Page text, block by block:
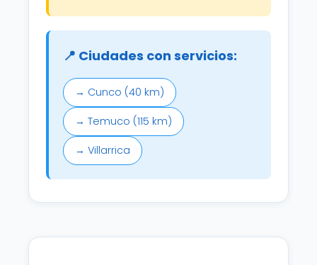
📍 Ciudades con servicios:
→ Cunco (40 km)
→ Temuco (115 km)
→ Villarrica